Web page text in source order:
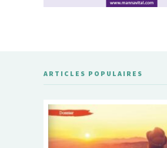
ARTICLES POPULAIRES